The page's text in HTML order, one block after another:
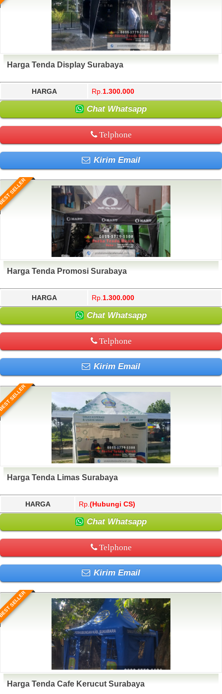
Harga Tenda Display Surabaya
HARGA Rp. 1.300.000
Chat Whatsapp
Telphone
Kirim Email
SELLER
Harga Tenda Promosi Surabaya
HARGA Rp. 1.300.000
Chat Whatsapp
Telphone
Kirim Email
SELLER
Harga Tenda Limas Surabaya
HARGA Rp. (Hubungi CS)
Chat Whatsapp
Telphone
Kirim Email
SELLER
Harga Tenda Cafe Kerucut Surabaya